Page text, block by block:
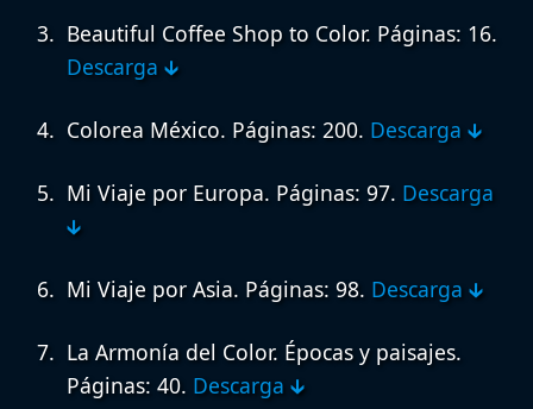
Beautiful Coffee Shop to Color. Páginas: 16.
Descarga 🡳
Colorea México. Páginas: 200. Descarga 🡳
Mi Viaje por Europa. Páginas: 97. Descarga
🡳
Mi Viaje por Asia. Páginas: 98. Descarga 🡳
La Armonía del Color. Épocas y paisajes.
Páginas: 40. Descarga 🡳